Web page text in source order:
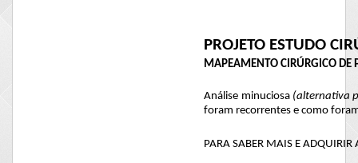
PROJETO ESTUDO
MAPEAMENTO CIRÚRGICO DE
Análise minuciosa (alternativa
foram recorrentes e como
PARA SABER MAIS E ADQUIRIR